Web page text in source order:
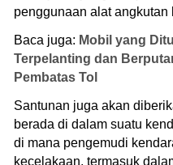
penggunaan alat angkutan
Baca juga: Mobil yang
Terpelanting dan
Pembatas Tol
Santunan juga akan
berada di dalam suatu
di mana pengemudi
kecelakaan, termasuk